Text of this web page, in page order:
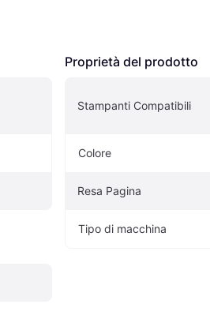
Proprietà del prodotto
Stampanti Compatibili
Colore
Resa Pagina
Tipo di macchina